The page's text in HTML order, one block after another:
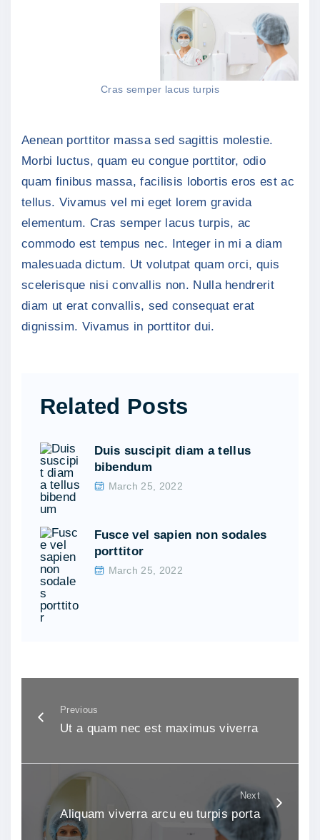
Cras semper lacus turpis
Aenean porttitor massa sed sagittis molestie.
Morbi luctus, quam eu congue porttitor, odio
quam finibus massa, facilisis lobortis eros est ac
tellus. Vivamus vel mi eget lorem gravida
elementum. Cras semper lacus turpis, ac
commodo est tempus nec. Integer in mi a diam
malesuada dictum. Ut volutpat quam orci, quis
scelerisque nisi convallis non. Nulla hendrerit
diam ut erat convallis, sed consequat erat
dignissim. Vivamus in porttitor dui.
Related Posts
Duis suscipit diam a tellus
bibendum
March 25, 2022
Fusce vel sapien non sodales
porttitor
March 25, 2022
Previous
Ut a quam nec est maximus viverra
Next
Aliquam viverra arcu eu turpis porta